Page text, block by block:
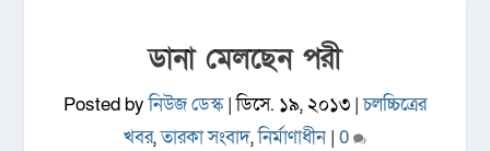
ডানা মেলছেন পরী
Posted byনিউজ ডেস্ক|ডিসে. ১৯, ২০১৩ |চলচ্চিত্রের
খবর,তারকা সংবাদ,নির্মাণাধীন| 0